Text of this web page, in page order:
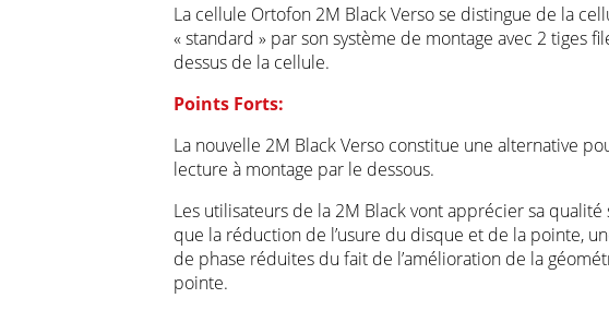
La cellule Ortofon 2M Black Verso se distingue de la
« standard » par son système de montage avec 2 tiges
dessus de la cellule.
Points Forts:
La nouvelle 2M Black Verso constitue une alternative
lecture à montage par le dessous.
Les utilisateurs de la 2M Black vont apprécier sa
que la réduction de l’usure du disque et de la pointe,
de phase réduites du fait de l’amélioration de la
pointe.